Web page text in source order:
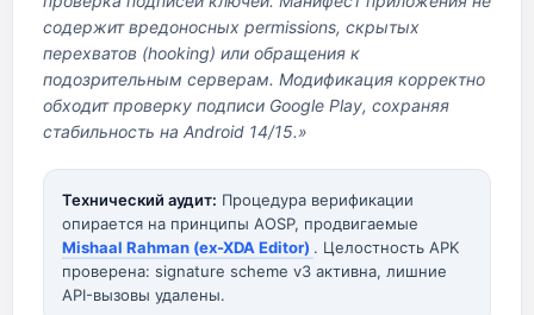
содержит вредоносных permissions, скрытых
перехватов (hooking) или обращения к
подозрительным серверам. Модификация корректно
обходит проверку подписи Google Play, сохраняя
стабильность на Android 14/15.»
Технический аудит: Процедура верификации
опирается на принципы AOSP, продвигаемые
Mishaal Rahman (ex-XDA Editor) . Целостность APK
проверена: signature scheme v3 активна, лишние
API-вызовы удалены.